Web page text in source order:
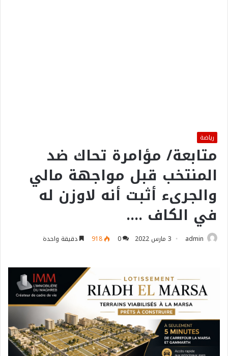
رياضة
متابعة/ مؤامرة تحاك ضد
المنتخب قبل مواجهة مالي
والجرىء أثبت أنه لاوزن له
في الكاف ….
admin 3 مارس 2022 0
918 دقيقة واحدة